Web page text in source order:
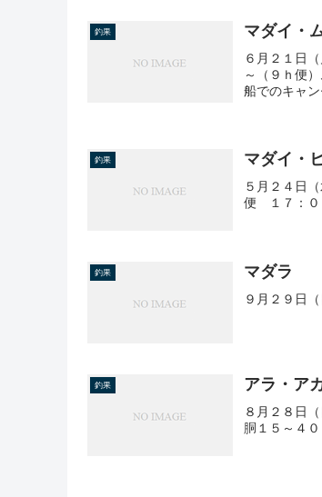
釣果 マダイ・
６月２１日
～（９ｈ便
船でのキャ
釣果 マダイ・
５月２４日
便 １７：０
釣果 マダラ
９月２９日
釣果 アラ・ア
８月２８日
胴１５～４